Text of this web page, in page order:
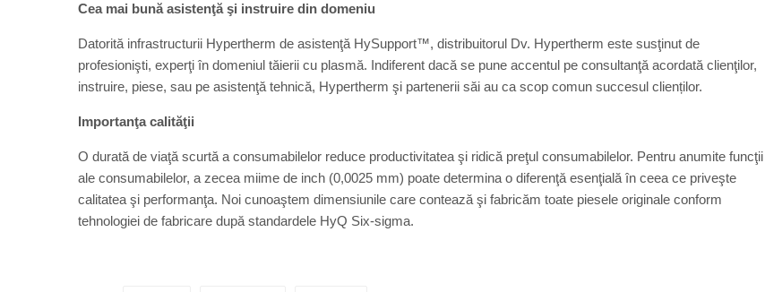
Cea mai bună asistenţă şi instruire din domeniu
Datorită infrastructurii Hypertherm de asistenţă HySupport™, distribuitorul Dv. Hypertherm este susţinut de
profesionişti, experţi în domeniul tăierii cu plasmă. Indiferent dacă se pune accentul pe consultanţă acordată clienţilor,
instruire, piese, sau pe asistenţă tehnică, Hypertherm şi partenerii săi au ca scop comun succesul clienților.
Importanţa calităţii
O durată de viaţă scurtă a consumabilelor reduce productivitatea şi ridică preţul consumabilelor. Pentru anumite funcţii
ale consumabilelor, a zecea miime de inch (0,0025 mm) poate determina o diferenţă esenţială în ceea ce priveşte
calitatea şi performanţa. Noi cunoaştem dimensiunile care contează şi fabricăm toate piesele originale conform
tehnologiei de fabricare după standardele HyQ Six-sigma.